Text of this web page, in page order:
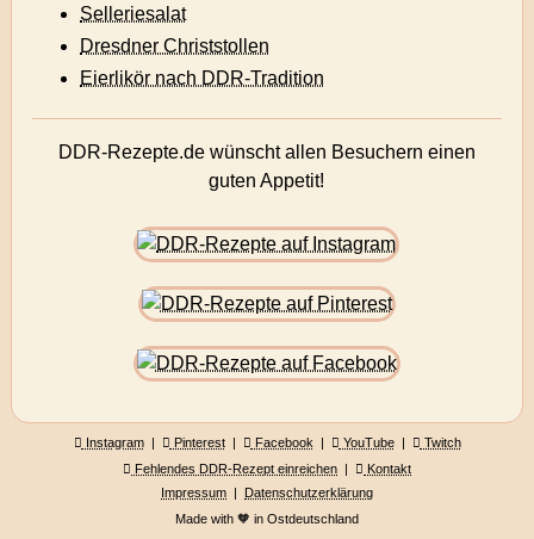
Selleriesalat
Dresdner Christstollen
Eierlikör nach DDR-Tradition
DDR-Rezepte.de wünscht allen Besuchern einen
guten Appetit!
Instagram| Pinterest| Facebook | YouTube|
Twitch
Fehlendes DDR-Rezept einreichen |
Kontakt
Impressum | Datenschutzerklärung
Made with 🧡 in Ostdeutschland